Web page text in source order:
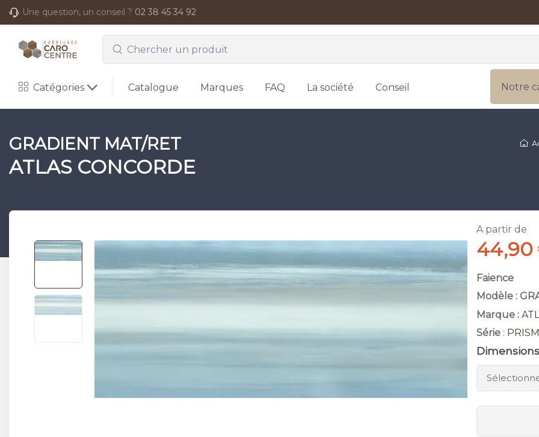
Une question, un conseil ? 02 38 45 34 92
Catégories Catalogue Marques FAQ La société Conseil Notre
GRADIENT MAT/RET
ATLAS CONCORDE
A partir de
44,90
Faience
Modèle :
Marque :
Série : PRISM
Dimensions